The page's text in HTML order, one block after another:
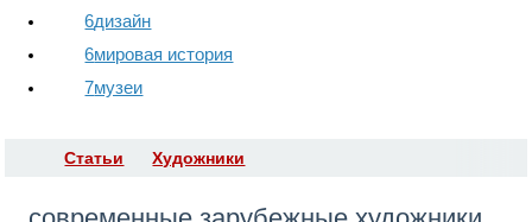
6дизайн
6мировая история
7музеи
Статьи Художники